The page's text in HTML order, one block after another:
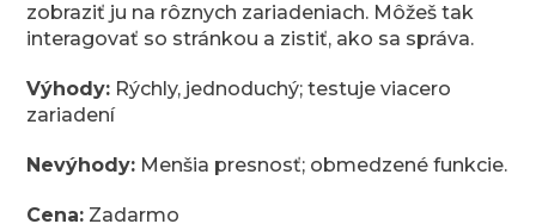
zobraziť ju na rôznych zariadeniach. Môžeš tak
interagovať so stránkou a zistiť, ako sa správa.
Výhody: Rýchly, jednoduchý; testuje viacero
zariadení
Nevýhody: Menšia presnosť; obmedzené funkcie.
Cena: Zadarmo